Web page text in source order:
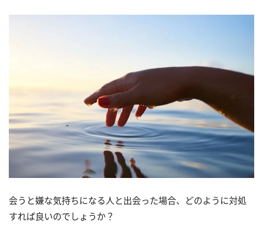
会うと嫌な気持ちになる人と出会った場合、どのように対処
すれば良いのでしょうか？